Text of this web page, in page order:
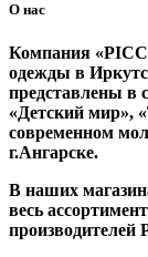
О нас
Компания
одежды в
представлены в
«Детский мир»,
современном
г.Ангарске.
В наших
весь